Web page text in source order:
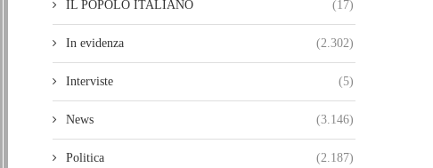
IL POPOLO ITALIANO (17)
In evidenza (2.302)
Interviste (5)
News (3.146)
Politica (2.187)